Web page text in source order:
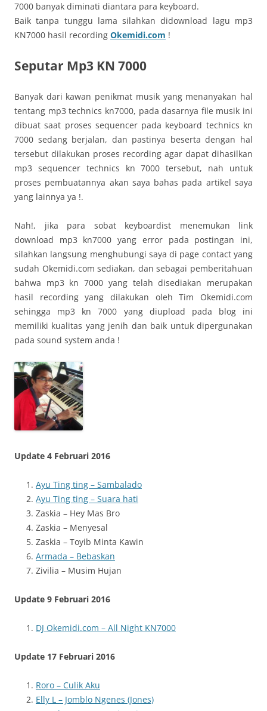
7000 banyak diminati diantara para keyboard.
Baik tanpa tunggu lama silahkan didownload lagu mp3
KN7000 hasil recording Okemidi.com !
Seputar Mp3 KN 7000
Banyak dari kawan penikmat musik yang menanyakan hal
tentang mp3 technics kn7000, pada dasarnya file musik ini
dibuat saat proses sequencer pada keyboard technics kn
7000 sedang berjalan, dan pastinya beserta dengan hal
tersebut dilakukan proses recording agar dapat dihasilkan
mp3 sequencer technics kn 7000 tersebut, nah untuk
proses pembuatannya akan saya bahas pada artikel saya
yang lainnya ya !.
Nah!, jika para sobat keyboardist menemukan link
download mp3 kn7000 yang error pada postingan ini,
silahkan langsung menghubungi saya di page contact yang
sudah Okemidi.com sediakan, dan sebagai pemberitahuan
bahwa mp3 kn 7000 yang telah disediakan merupakan
hasil recording yang dilakukan oleh Tim Okemidi.com
sehingga mp3 kn 7000 yang diupload pada blog ini
memiliki kualitas yang jenih dan baik untuk dipergunakan
pada sound system anda !
Update 4 Februari 2016
Ayu Ting ting – Sambalado
Ayu Ting ting – Suara hati
Zaskia – Hey Mas Bro
Zaskia – Menyesal
Zaskia – Toyib Minta Kawin
Armada – Bebaskan
Zivilia – Musim Hujan
Update 9 Februari 2016
DJ Okemidi.com – All Night KN7000
Update 17 Februari 2016
Roro – Culik Aku
Elly L – Jomblo Ngenes (Jones)